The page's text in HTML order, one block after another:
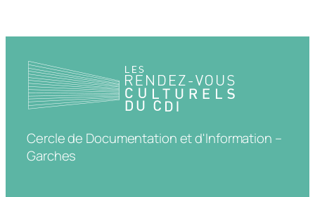
Cercle de Documentation et d'Information –
Garches